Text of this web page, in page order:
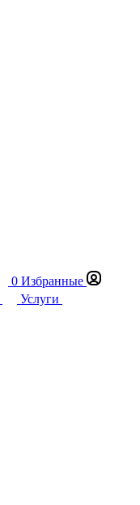
0 Избранные
Услуги